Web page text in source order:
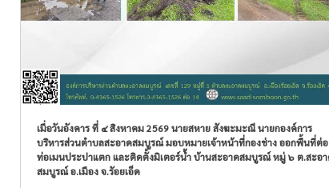
เมื่อวันอังคาร ที่ ๔ สิงหาคม 2569 นายสหาย สังฆะมะณี นายกองค์การ
บริหารส่วนตำบลสะอาดสมบูรณ์ มอบหมายเจ้าหน้าที่กองช่าง ออกพื้นที่ต่อ
ท่อเมนประปาแตก และติดตั้งมิเตอร์น้ำ บ้านสะอาดสมบูรณ์ หมู่ ๖ ต.สะอาด
สมบูรณ์ อ.เมือง จ.รัอยเอ็ด